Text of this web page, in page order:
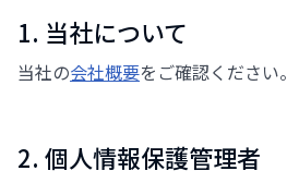
1. 当社について
当社の会社概要をご確認ください。
2. 個人情報保護管理者